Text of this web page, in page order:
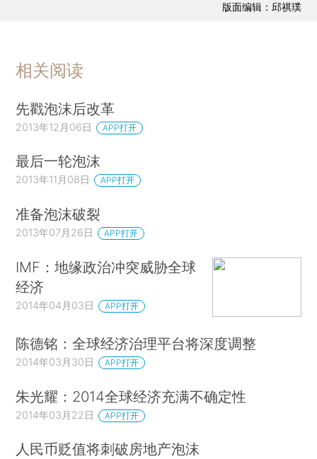
版面编辑：邱祺璞
相关阅读
先戳泡沫后改革
2013年12月06日 APP打开
最后一轮泡沫
2013年11月08日 APP打开
准备泡沫破裂
2013年07月26日 APP打开
IMF：地缘政治冲突威胁全球
经济
2014年04月03日 APP打开
陈德铭：全球经济治理平台将深度调整
2014年03月30日 APP打开
朱光耀：2014全球经济充满不确定性
2014年03月22日 APP打开
人民币贬值将刺破房地产泡沫